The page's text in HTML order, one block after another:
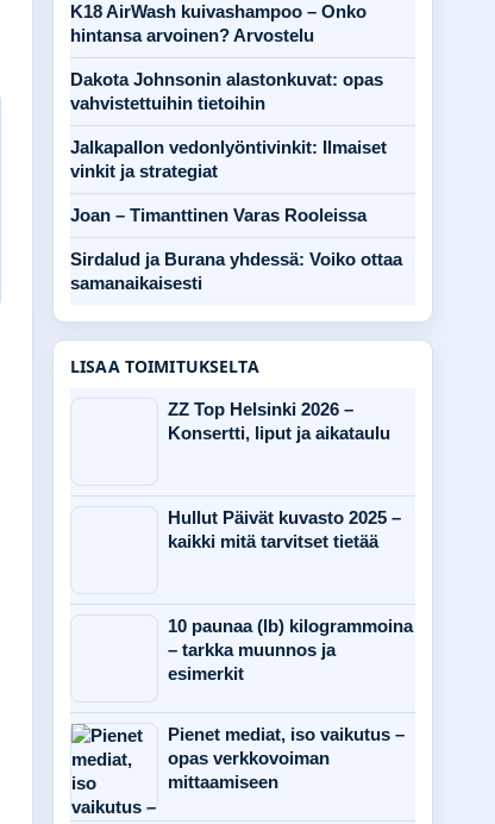
K18 AirWash kuivashampoo – Onko
hintansa arvoinen? Arvostelu
Dakota Johnsonin alastonkuvat: opas
vahvistettuihin tietoihin
Jalkapallon vedonlyöntivinkit: Ilmaiset
vinkit ja strategiat
Joan – Timanttinen Varas Rooleissa
Sirdalud ja Burana yhdessä: Voiko ottaa
samanaikaisesti
LISAA TOIMITUKSELTA
ZZ Top Helsinki 2026 –
Konsertti, liput ja aikataulu
Hullut Päivät kuvasto 2025 –
kaikki mitä tarvitset tietää
10 paunaa (lb) kilogrammoina
– tarkka muunnos ja
esimerkit
Pienet mediat, iso vaikutus –
opas verkkovoiman
mittaamiseen